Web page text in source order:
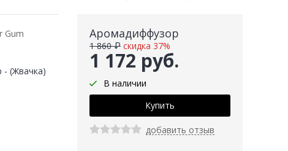
Аромадиффузор
1 172 руб.
1 860 ₽ скидка 37%
В наличии
добавить отзыв
Gum
- (Жвачка)